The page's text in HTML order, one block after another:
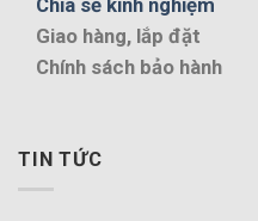
Chia sẻ kinh nghiệm
Giao hàng, lắp đặt
Chính sách bảo hành
TIN TỨC